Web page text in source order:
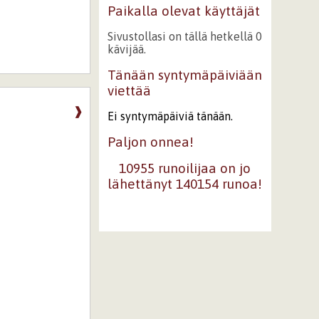
❱
Paikalla olevat käyttäjät
Sivustollasi on tällä hetkellä 0
kävijää.
Tänään syntymäpäiviään
viettää
Ei syntymäpäiviä tänään.
Paljon onnea!
10955 runoilijaa on jo
lähettänyt 140154 runoa!